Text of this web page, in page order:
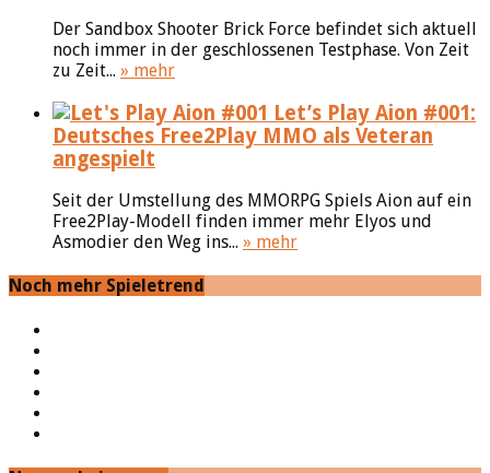
Der Sandbox Shooter Brick Force befindet sich aktuell
noch immer in der geschlossenen Testphase. Von Zeit
zu Zeit... » mehr
Let’s Play Aion #001:
Deutsches Free2Play MMO als Veteran
angespielt
Seit der Umstellung des MMORPG Spiels Aion auf ein
Free2Play-Modell finden immer mehr Elyos und
Asmodier den Weg ins... » mehr
Noch mehr Spieletrend